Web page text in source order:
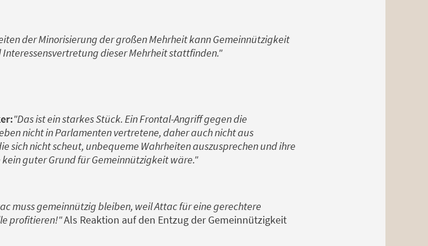
der Minorisierung der großen Mehrheit kann Gemeinnützigkeit
dieser Mehrheit stattfinden."
"Das ist ein starkes Stück. Ein Frontal-Angriff gegen die
nicht in Parlamenten vertretene, daher auch nicht aus
sich nicht scheut, unbequeme Wahrheiten auszusprechen und ihre
guter Grund für Gemeinnützigkeit wäre."
muss gemeinnützig bleiben, weil Attac für eine gerechtere
profitieren!"Als Reaktion auf den Entzug der Gemeinnützigkeit